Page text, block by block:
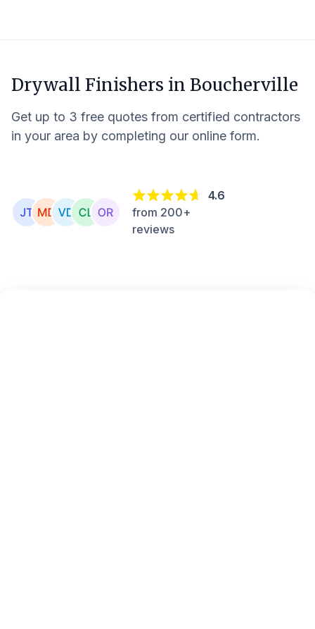
Drywall Finishers in Boucherville
Get up to 3 free quotes from certified contractors
in your area by completing our online form.
4.6
from 200+
reviews